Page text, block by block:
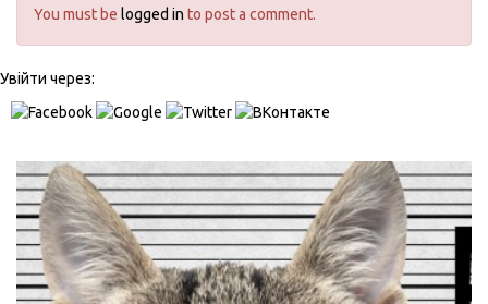
You must be logged in to post a comment.
Увійти через: